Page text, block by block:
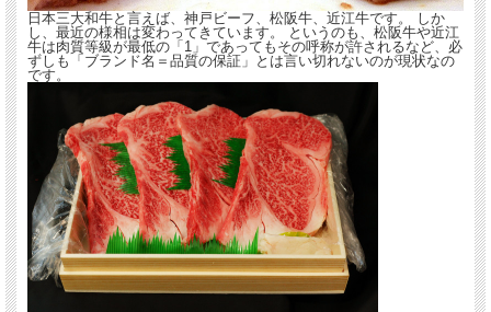
日本三大和牛と言えば、神戸ビーフ、松阪牛、近江牛です。 しか
し、最近の様相は変わってきています。 というのも、松阪牛や近江
牛は肉質等級が最低の「1」であってもその呼称が許されるなど、必
ずしも「ブランド名＝品質の保証」とは言い切れないのが現状なの
です。